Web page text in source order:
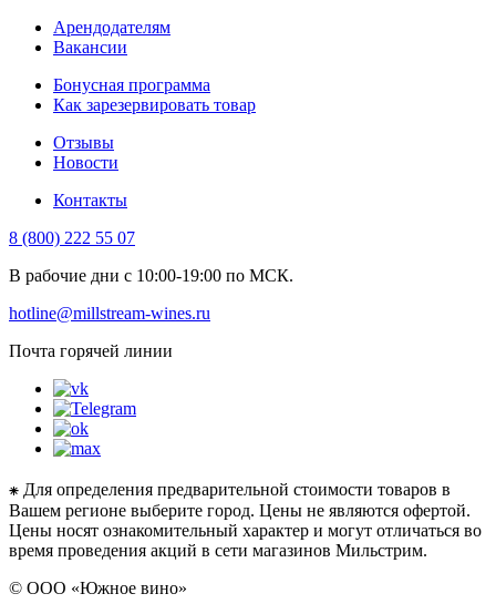
Арендодателям
Вакансии
Бонусная программа
Как зарезервировать товар
Отзывы
Новости
Контакты
8 (800) 222 55 07
В рабочие дни с 10:00-19:00 по МСК.
hotline@millstream-wines.ru
Почта горячей линии
⁕ Для определения предварительной стоимости товаров в
Вашем регионе выберите город. Цены не являются офертой.
Цены носят ознакомительный характер и могут отличаться во
время проведения акций в сети магазинов Мильстрим.
© ООО «Южное вино»